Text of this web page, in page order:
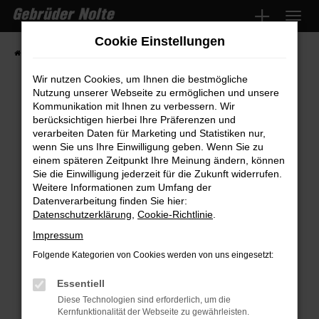
Zum
Hauptinhalt
springen
Fehler: Network Error
Beim Laden ist ein Fehler aufgetreten.
Hier sind ein paar Tipps, die dir helfen können:
Überprüfe deine Firewall und deine
Internetverbindung.
Manche Erweiterungen, wie Werbeblocker,
können das Laden bestimmter Seiten
Cookie Einstellungen
Wir nutzen Cookies, um Ihnen die bestmögliche
Nutzung unserer Webseite zu ermöglichen und unsere
Kommunikation mit Ihnen zu verbessern. Wir
berücksichtigen hierbei Ihre Präferenzen und
verarbeiten Daten für Marketing und Statistiken nur,
wenn Sie uns Ihre Einwilligung geben. Wenn Sie zu
einem späteren Zeitpunkt Ihre Meinung ändern, können
Sie die Einwilligung jederzeit für die Zukunft widerrufen.
Weitere Informationen zum Umfang der
Datenverarbeitung finden Sie hier:
Datenschutzerklärung Cookie-Richtlinie
Impressum
Folgende Kategorien von Cookies werden von uns eingesetzt:
Essentiell
Diese Technologien sind erforderlich, um die
Kernfunktionalität der Webseite zu gewährleisten.